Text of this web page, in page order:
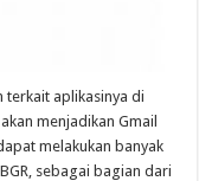
aplikasinya di
menjadikan Gmail
melakukan banyak
sebagai bagian dari